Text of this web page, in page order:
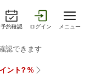
予約確認 ログイン メニュー